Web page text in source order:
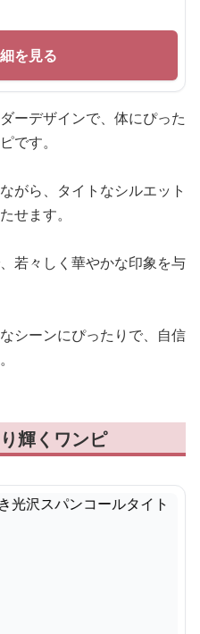
を見る
ーデザインで、体にぴった
です。
がら、タイトなシルエット
せます。
若々しく華やかな印象を与
シーンにぴったりで、自信
輝くワンピ